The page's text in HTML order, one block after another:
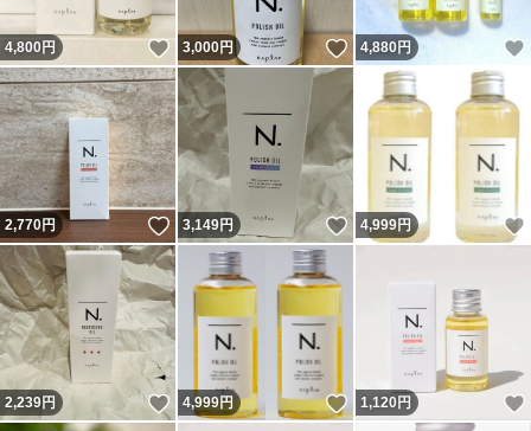
4,800円 いいね！
3,000円 いいね！
4,880円
2,770円 いいね！
3,149円 いいね！
4,999円
2,239円 いいね！
4,999円 いいね！
1,120 円